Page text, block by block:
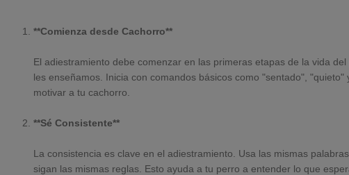
**Comienza desde Cachorro**
El adiestramiento debe comenzar en las primeras etapas de la vida
les enseñamos. Inicia con comandos básicos como "sentado",
motivar a tu cachorro.
**Sé Consistente**
La consistencia es clave en el adiestramiento. Usa las mismas
sigan las mismas reglas. Esto ayuda a tu perro a entender lo que